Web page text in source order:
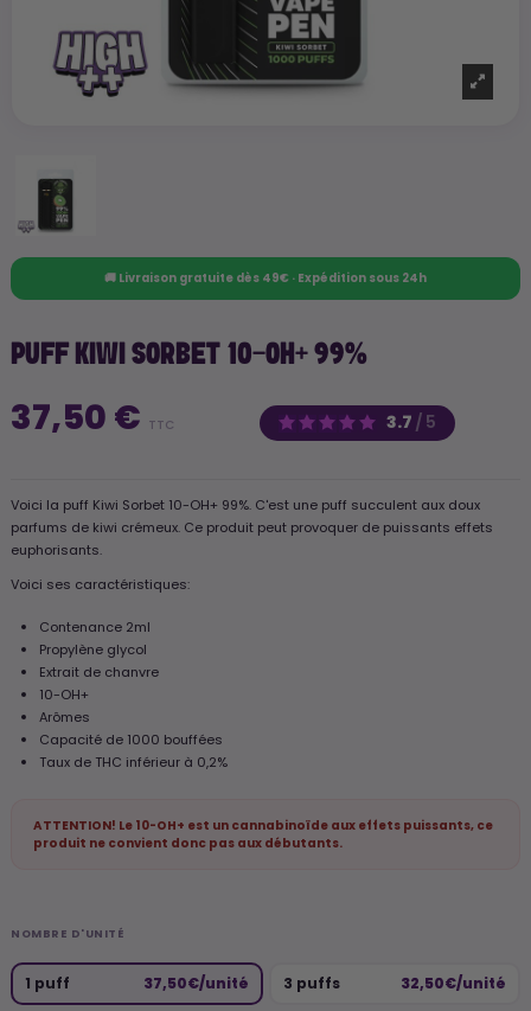
🚚 Livraison gratuite dès 49€ · Expédition sous 24h
PUFF KIWI SORBET 10-OH+ 99%
3.7 / 5
37,50 € TTC
Voici la puff Kiwi Sorbet 10-OH+ 99%. C'est une puff succulent aux doux
parfums de kiwi crémeux. Ce produit peut provoquer de puissants effets
euphorisants.
Voici ses caractéristiques:
Contenance 2ml
Propylène glycol
Extrait de chanvre
10-OH+
Arômes
Capacité de 1000 bouffées
Taux de THC inférieur à 0,2%
ATTENTION! Le 10-OH+ est un cannabinoïde aux effets puissants, ce
produit ne convient donc pas aux débutants.
NOMBRE D'UNITÉ
1 puff 37,50€/unité 3 puffs 32,50€/unité